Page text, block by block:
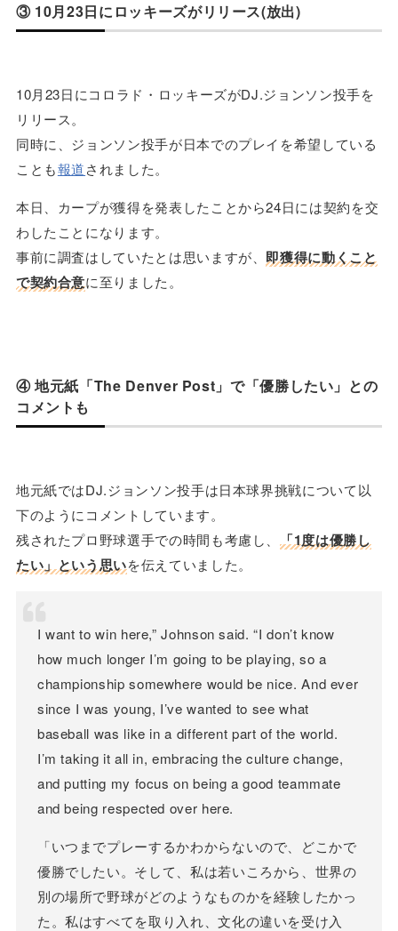
③ 10月23日にロッキーズがリリース(放出)
10月23日にコロラド・ロッキーズがDJ.ジョンソン投手を
リリース。
同時に、ジョンソン投手が日本でのプレイを希望している
ことも報道されました。
本日、カープが獲得を発表したことから24日には契約を交
わしたことになります。
事前に調査はしていたとは思いますが、 即獲得に動くこと
で契約合意に至りました。
④ 地元紙「The Denver Post」で「優勝したい」との
コメントも
地元紙ではDJ.ジョンソン投手は日本球界挑戦について以
下のようにコメントしています。
残されたプロ野球選手での時間も考慮し、「1度は優勝し
たい」という思いを伝えていました。
I want to win here,” Johnson said. “I don’t know
how much longer I’m going to be playing, so a
championship somewhere would be nice. And ever
since I was young, I’ve wanted to see what
baseball was like in a different part of the world.
I’m taking it all in, embracing the culture change,
and putting my focus on being a good teammate
and being respected over here.
「いつまでプレーするかわからないので、どこかで
優勝でしたい。そして、私は若いころから、世界の
別の場所で野球がどのようなものかを経験したかっ
た。私はすべてを取り入れ、文化の違いを受け入